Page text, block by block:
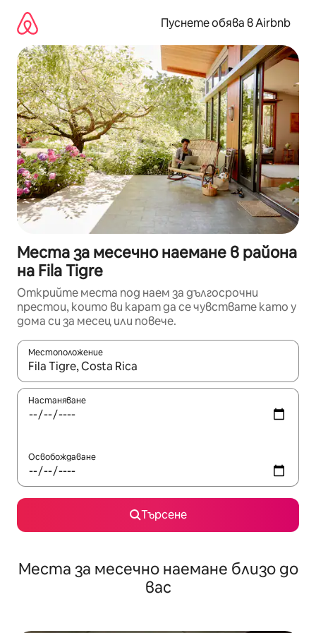
съдържанието
Пуснете обява в Airbnb
Места за месечно наемане в района
на Fila Tigre
Открийте места под наем за дългосрочни
престои, които ви карат да се чувствате като у
дома си за месец или повече.
Местоположение
Когато резултатите се покажат, използвайте
Настаняване
Освобождаване
Търсене
Места за месечно наемане близо до
вас